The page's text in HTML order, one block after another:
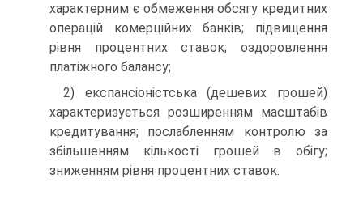
характерним є обмеження обсягу кредитних
операцій комерційних банків; підвищення
рівня процентних ставок; оздоровлення
платіжного балансу;
2) експансіоністська (дешевих грошей)
характеризується розширенням масштабів
кредитування; послабленням контролю за
збільшенням кількості грошей в обігу;
зниженням рівня процентних ставок.